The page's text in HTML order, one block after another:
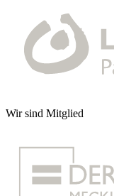
Wir sind Mitglied